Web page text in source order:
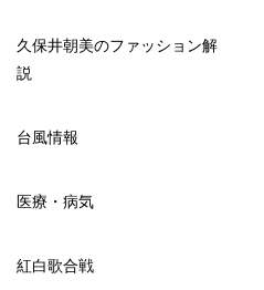
久保井朝美のファッション解
説
台風情報
医療・病気
紅白歌合戦